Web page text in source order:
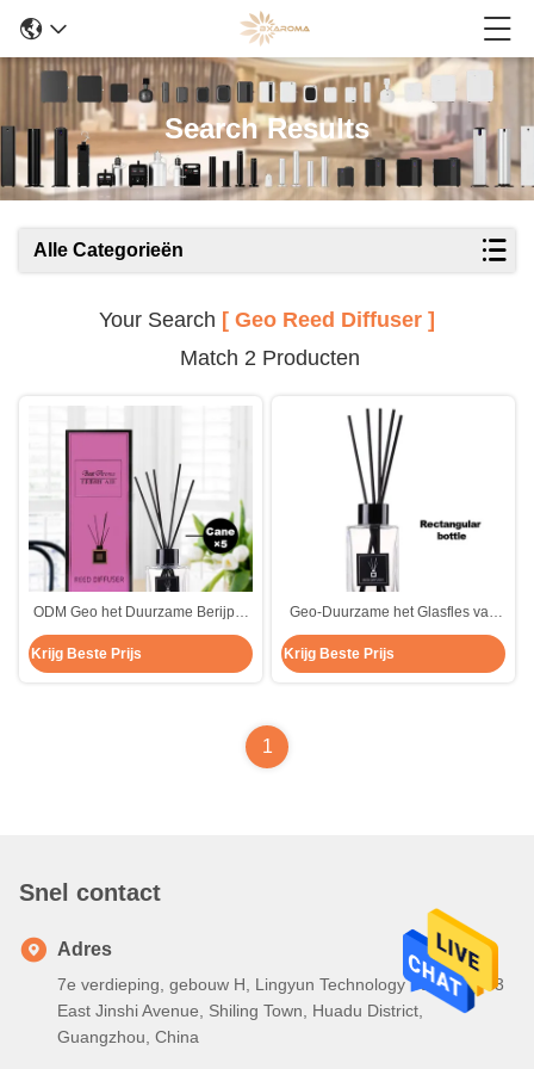
Search Results
Alle Categorieën
Your Search [ Geo Reed Diffuser ]
Match 2 Producten
ODM Geo het Duurzame Berijpte
Privé Etiket van Aromareed
diffuser 100ml
Krijg Beste Prijs
Geo-Duurzame het Glasfles van
Aromareed diffuser liquid 100ml
Krijg Beste Prijs
1
Snel contact
Adres
7e verdieping, gebouw H, Lingyun Technology Park, No. 43
East Jinshi Avenue, Shiling Town, Huadu District,
Guangzhou, China